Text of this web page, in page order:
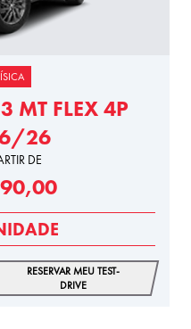
MT FLEX 4P
26
DE
RESERVAR MEU TEST-
DRIVE